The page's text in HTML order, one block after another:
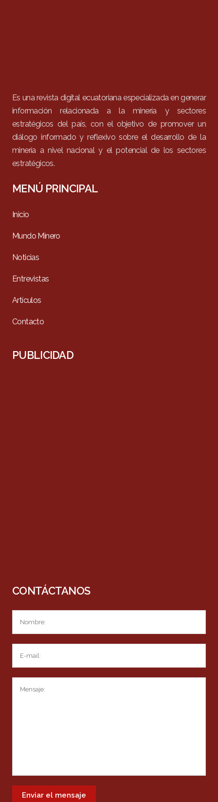
Es una revista digital ecuatoriana especializada en generar
información relacionada a la minería y sectores
estratégicos del país, con el objetivo de promover un
diálogo informado y reflexivo sobre el desarrollo de la
minería a nivel nacional y el potencial de los sectores
estratégicos.
MENÚ PRINCIPAL
Inicio
Mundo Minero
Noticias
Entrevistas
Artículos
Contacto
PUBLICIDAD
CONTÁCTANOS